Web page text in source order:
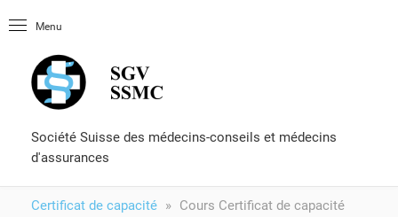
Menu
Société Suisse des médecins-conseils et médecins
d'assurances
Certificat de capacité
Cours Certificat de capacité
Littérature
Certificat de capacité
Formulaires et services